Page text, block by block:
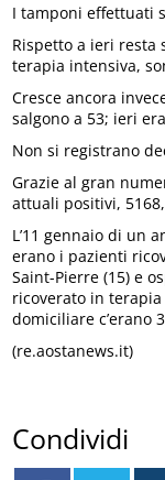
I tamponi effettuati
Rispetto a ieri
terapia intensiva,
Cresce ancora
salgono a 53; ieri
Non si registrano
Grazie al gran
attuali positivi,
L’11 gennaio di un
erano i pazienti
Saint-Pierre (15) e
ricoverato in
domiciliare c’erano
(re.aostanews.it)
Condividi